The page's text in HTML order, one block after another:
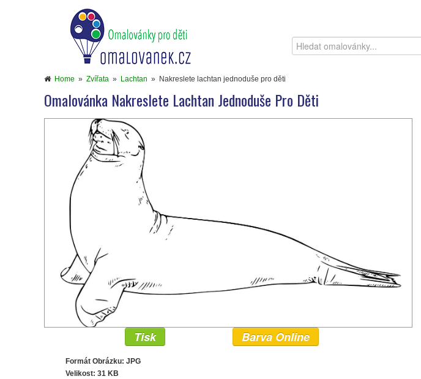
Home » Zvířata » Lachtan » Nakreslete lachtan jednoduše pro děti
Omalovánka Nakreslete Lachtan Jednoduše Pro Děti
Tisk Barva Online
Formát Obrázku: JPG
Velikost: 31 KB